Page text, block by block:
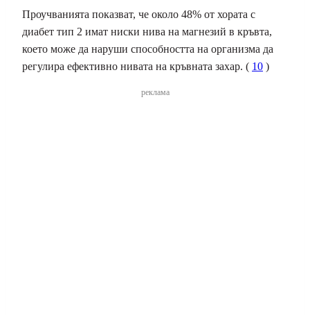
Проучванията показват, че около 48% от хората с
диабет тип 2 имат ниски нива на магнезий в кръвта,
което може да наруши способността на организма да
регулира ефективно нивата на кръвната захар. ( 10 )
реклама